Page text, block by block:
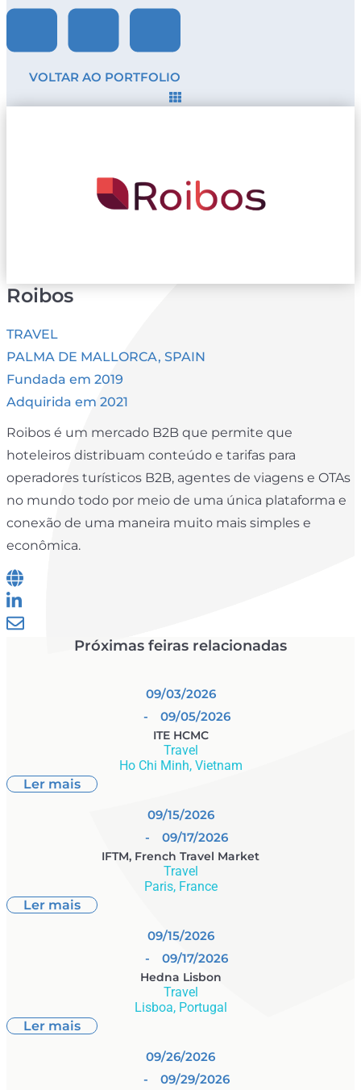
VOLTAR AO PORTFOLIO
Roibos
TRAVEL
PALMA DE MALLORCA, SPAIN
Fundada em 2019
Adquirida em 2021
Roibos é um mercado B2B que permite que
hoteleiros distribuam conteúdo e tarifas para
operadores turísticos B2B, agentes de viagens e OTAs
no mundo todo por meio de uma única plataforma e
conexão de uma maneira muito mais simples e
econômica.
Próximas feiras relacionadas
09/03/2026
- 09/05/2026
ITE HCMC
Travel
Ho Chi Minh, Vietnam
Ler mais
09/15/2026
- 09/17/2026
IFTM, French Travel Market
Travel
Paris, France
Ler mais
09/15/2026
- 09/17/2026
Hedna Lisbon
Travel
Lisboa, Portugal
Ler mais
09/26/2026
- 09/29/2026